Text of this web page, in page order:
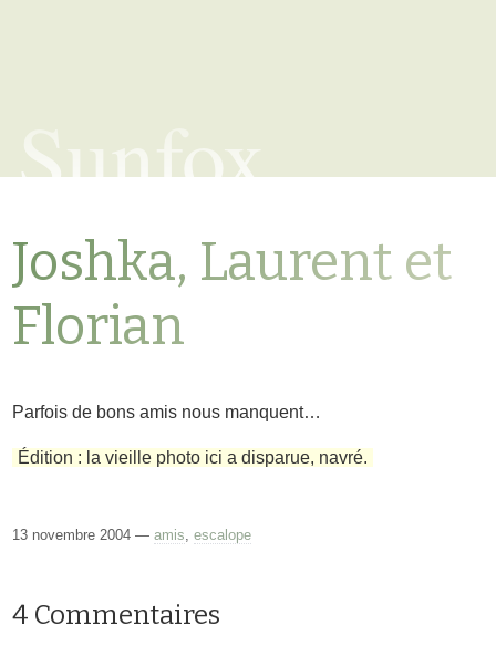
Sunfox
Joshka, Laurent et
Florian
Parfois de bons amis nous manquent…
Édition : la vieille photo ici a disparue, navré.
13 novembre 2004 —amis,escalope
4 Commentaires